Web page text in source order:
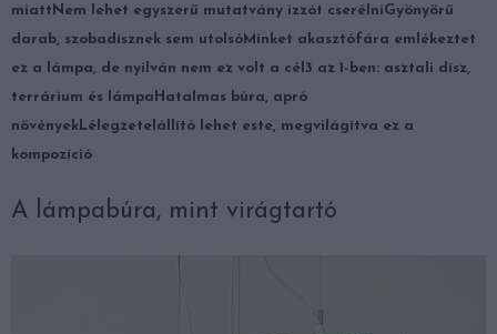
miatt Nem lehet egyszerű mutatvány izzót cserélniGyönyörű
darab, szobadísznek sem utolsóMinket akasztófára emlékeztet
ez a lámpa, de nyilván nem ez volt a cél 3 az 1-ben: asztali dísz,
terrárium és lámpa Hatalmas búra, apró
növények Lélegzetelállító lehet este, megvilágítva ez a
kompozíció
A lámpabúra, mint virágtartó